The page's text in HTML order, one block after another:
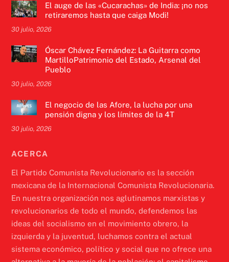
El auge de las «Cucarachas» de India: ¡no nos
retiraremos hasta que caiga Modi!
30 julio, 2026
Óscar Chávez Fernández: La Guitarra como
MartilloPatrimonio del Estado, Arsenal del
Pueblo
30 julio, 2026
El negocio de las Afore, la lucha por una
pensión digna y los límites de la 4T
30 julio, 2026
ACERCA
El Partido Comunista Revolucionario es la sección
mexicana de la Internacional Comunista Revolucionaria.
En nuestra organización nos aglutinamos marxistas y
revolucionarios de todo el mundo, defendemos las
ideas del socialismo en el movimiento obrero, la
izquierda y la juventud, luchamos contra el actual
sistema económico, político y social que no ofrece una